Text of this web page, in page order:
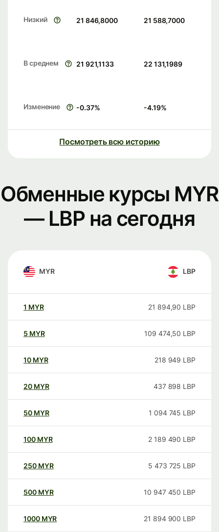
Низкий 21 846,8000 21 588,7000
В среднем 21 921,1133 22 131,1989
Изменение -0.37% -4.19%
Посмотреть всю историю
Обменные курсы MYR
— LBP на сегодня
MYR LBP
1 MYR 21 894,90 LBP
5 MYR 109 474,50 LBP
10 MYR 218 949 LBP
20 MYR 437 898 LBP
50 MYR 1 094 745 LBP
100 MYR 2 189 490 LBP
250 MYR 5 473 725 LBP
500 MYR 10 947 450 LBP
1000 MYR 21 894 900 LBP